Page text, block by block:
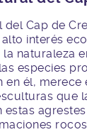
del Cap de
interés
naturaleza
especies
en él, merece
que
estas